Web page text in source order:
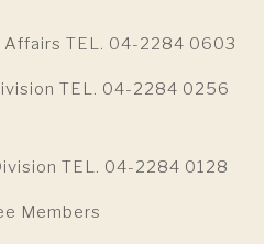
Affairs TEL. 04-2284 0603
TEL. 04-2284 0256
TEL. 04-2284 0128
Members